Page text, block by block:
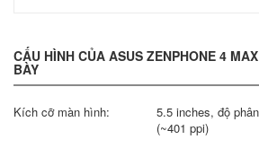
CẤU HÌNH CỦA ASUS ZENPHONE 4
BÀY
Kích cỡ màn hình:
5.5 inches, độ
(~401 ppi)